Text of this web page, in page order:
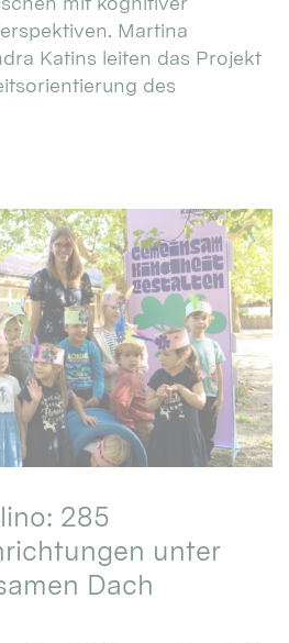
Martina
Katins leiten das Projekt
des
285
unter
Dach